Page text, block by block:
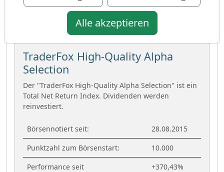
dieses Währungseffekts laufen US-Indizes und Zertifikate
kurzfristig meist nicht parallel.
TraderFox High-Quality Alpha
Selection
Der "TraderFox High-Quality Alpha Selection" ist ein
Total Net Return Index. Dividenden werden
reinvestiert.
Börsennotiert seit:
28.08.2015
Punktzahl zum Börsenstart:
10.000
Performance seit
+370,43%
Alle akzeptieren